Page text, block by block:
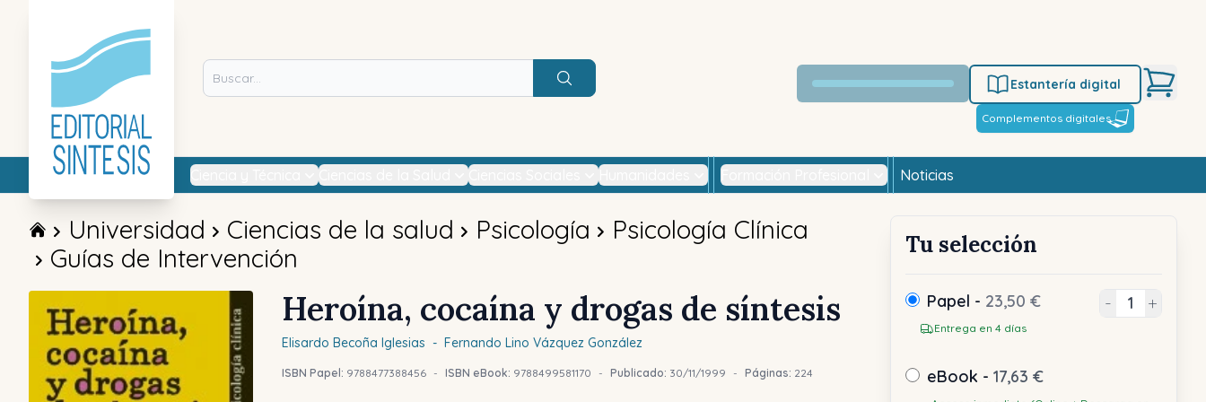
Buscar
Estantería digital
Complementos digitales
Noticias
Universidad Ciencias de la salud Psicología
Psicología Clínica
Guías de Intervención
Heroína, cocaína y drogas de síntesis
Elisardo Becoña Iglesias - Fernando Lino Vázquez González
ISBN Papel: 9788477388456 - ISBN eBook: 9788499581170 - Publicado: 30/11/1999 - Páginas: 224
Tu selección
Papel - 23,50 €
Entrega en 4 días
- +
eBook - 17,63 €